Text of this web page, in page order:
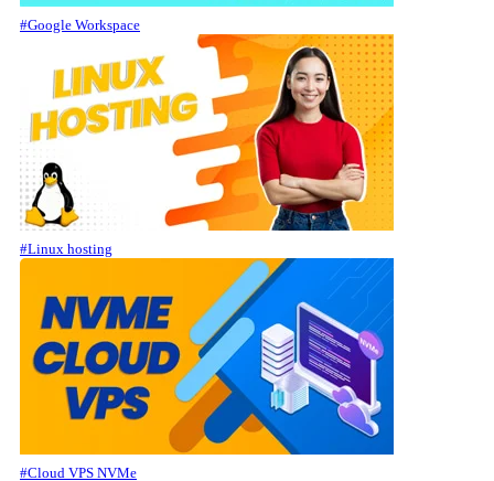
#Google Workspace
#Linux hosting
#Cloud VPS NVMe